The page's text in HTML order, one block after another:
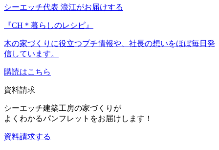
シーエッチ代表 浪江がお届けする
『CH＊暮らしのレシピ』
木の家づくりに役立つプチ情報や、社長の想いをほぼ毎日発
信しています。
購読はこちら
資料請求
シーエッチ建築工房の家づくりが
よくわかるパンフレットをお届けします！
資料請求する